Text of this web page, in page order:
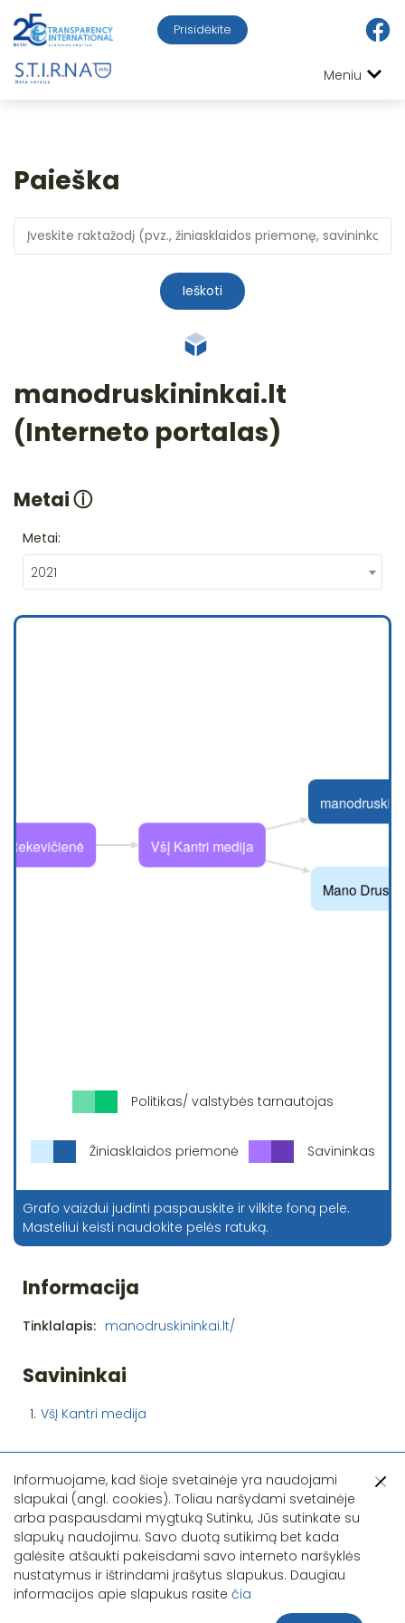
Prisidėkite
Meniu
Paieška
Ieškoti
manodruskininkai.lt
(Interneto portalas)
Metaiⓘ
Metai:
2021
Politikas/ valstybės tarnautojas
Žiniasklaidos priemonė Savininkas
Grafo vaizdui judinti paspauskite ir vilkite foną pele.
Masteliui keisti naudokite pelės ratuką.
Informacija
Tinklalapis: manodruskininkai.lt/
Savininkai
1. VšĮ Kantri medija
Pastebėjote klaidą?
Informuojame, kad šioje svetainėje yra naudojami
slapukai (angl. cookies). Toliau naršydami svetainėje
arba paspausdami mygtuką Sutinku, Jūs sutinkate su
slapukų naudojimu. Savo duotą sutikimą bet kada
galėsite atšaukti pakeisdami savo interneto naršyklės
nustatymus ir ištrindami įrašytus slapukus. Daugiau
informacijos apie slapukus rasite čia